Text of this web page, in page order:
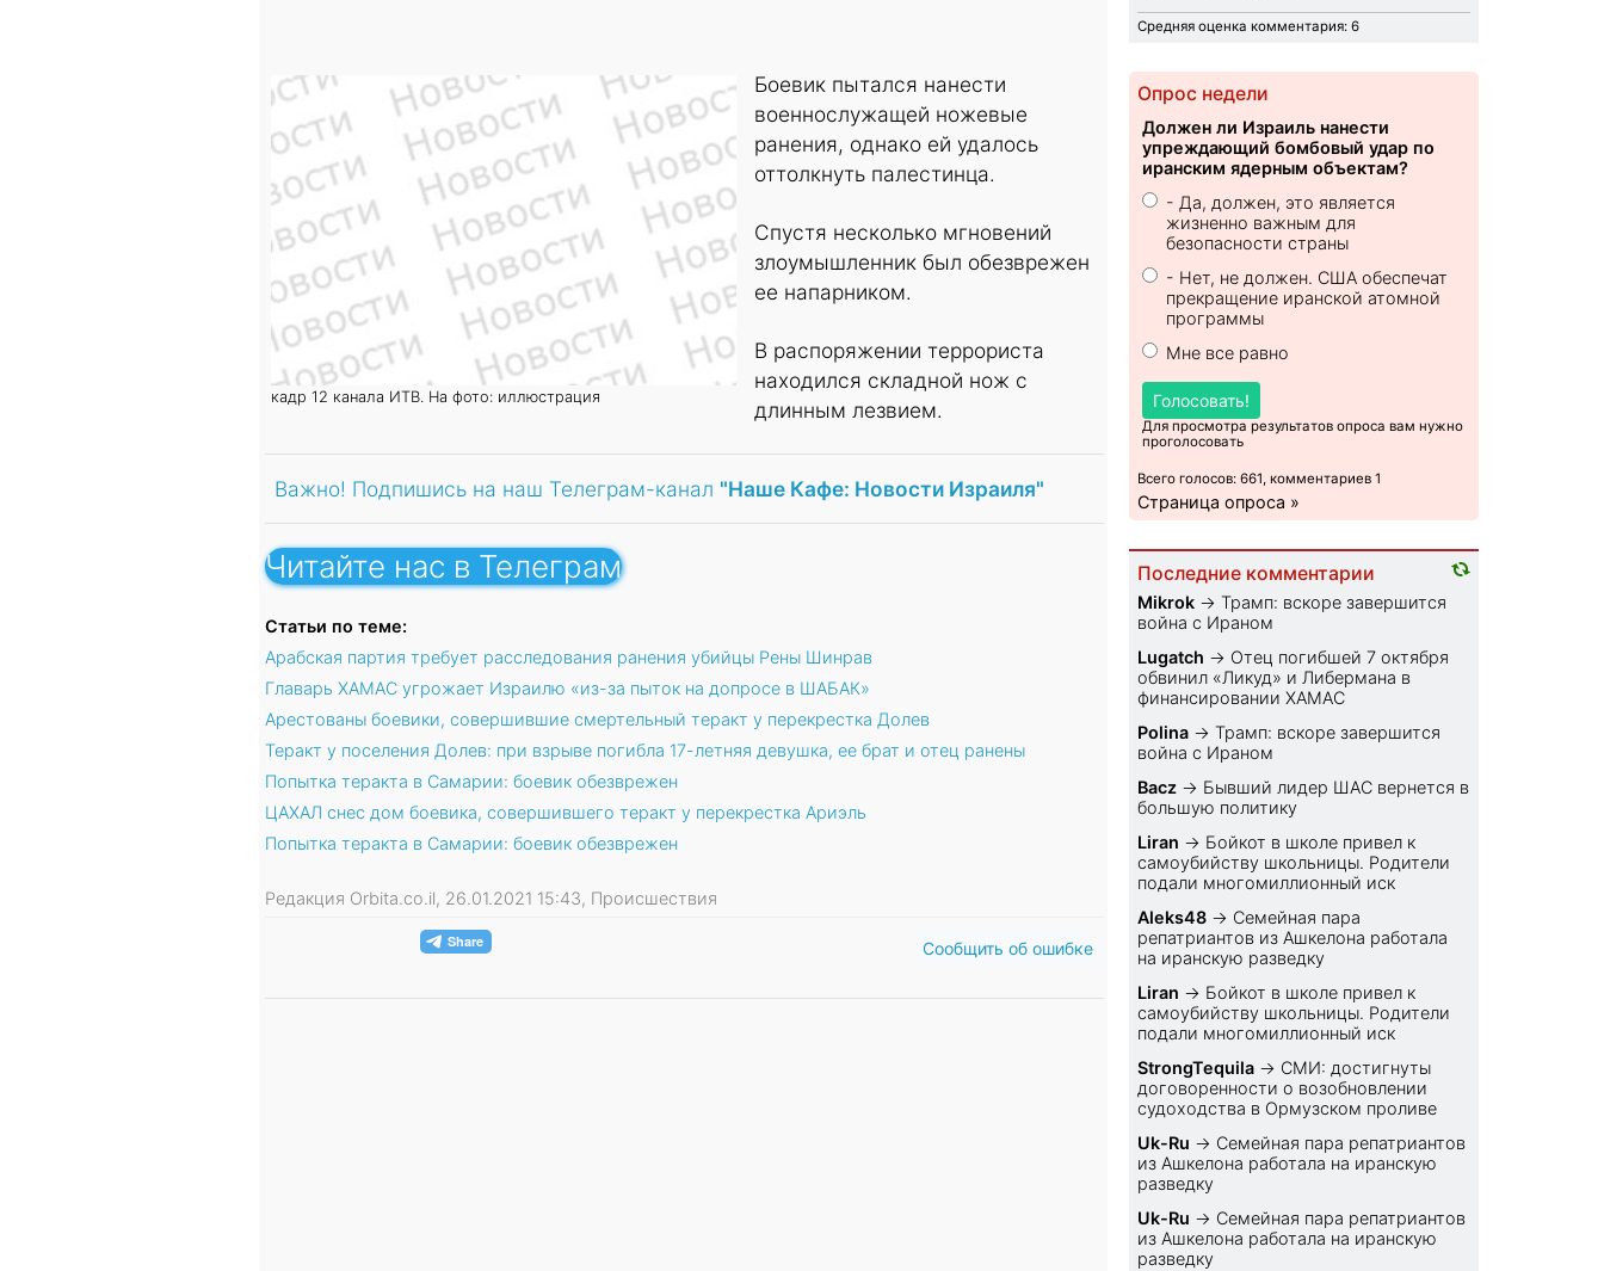
кадр 12 канала ИТВ. На фото: иллюстрация
Боевик пытался нанести
военнослужащей ножевые
ранения, однако ей удалось
оттолкнуть палестинца.
Спустя несколько мгновений
злоумышленник был обезврежен
ее напарником.
В распоряжении террориста
находился складной нож с
длинным лезвием.
Важно! Подпишись на наш Телеграм-канал "Наше Кафе: Новости Израиля"
Читайте нас в Телеграм
Статьи по теме:
Арабская партия требует расследования ранения убийцы Рены Шинрав
Главарь ХАМАС угрожает Израилю «из-за пыток на допросе в ШАБАК»
Арестованы боевики, совершившие смертельный теракт у перекрестка Долев
Теракт у поселения Долев: при взрыве погибла 17-летняя девушка, ее брат и отец ранены
Попытка теракта в Самарии: боевик обезврежен
ЦАХАЛ снес дом боевика, совершившего теракт у перекрестка Ариэль
Попытка теракта в Самарии: боевик обезврежен
Редакция Orbita.co.il, 26.01.2021 15:43, Происшествия
Сообщить об ошибке
Средняя оценка комментария: 6
Опрос недели
Должен ли Израиль нанести
упреждающий бомбовый удар по
иранским ядерным объектам?
- Да, должен, это является
жизненно важным для
безопасности страны
- Нет, не должен. США обеспечат
прекращение иранской атомной
программы
Мне все равно
Голосовать!
Для просмотра результатов опроса вам нужно
проголосовать
Всего голосов: 661, комментариев 1
Страница опроса »
Последние комментарии
Mikrok →Трамп: вскоре завершится
война с Ираном
Lugatch → Отец погибшей 7 октября
обвинил «Ликуд» и Либермана в
финансировании ХАМАС
Polina →Трамп: вскоре завершится
война с Ираном
Bacz → Бывший лидер ШАС вернется в
большую политику
Liran → Бойкот в школе привел к
самоубийству школьницы. Родители
подали многомиллионный иск
Aleks48 → Семейная пара
репатриантов из Ашкелона работала
на иранскую разведку
Liran → Бойкот в школе привел к
самоубийству школьницы. Родители
подали многомиллионный иск
StrongTequila → СМИ: достигнуты
договоренности о возобновлении
судоходства в Ормузском проливе
Uk-Ru → Семейная пара репатриантов
из Ашкелона работала на иранскую
разведку
Uk-Ru → Семейная пара репатриантов
из Ашкелона работала на иранскую
разведку